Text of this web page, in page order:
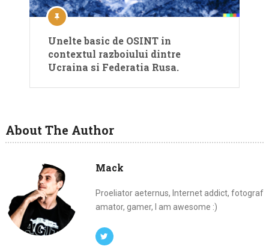
Unelte basic de OSINT in
contextul razboiului dintre
Ucraina si Federatia Rusa.
About The Author
Mack
Proeliator aeternus, Internet addict, fotograf
amator, gamer, I am awesome :)